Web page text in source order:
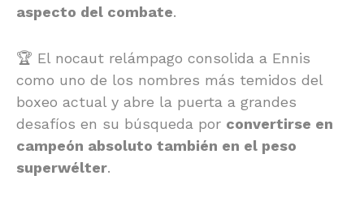
aspecto del combate.
🏆 El nocaut relámpago consolida a Ennis
como uno de los nombres más temidos del
boxeo actual y abre la puerta a grandes
desafíos en su búsqueda por convertirse en
campeón absoluto también en el peso
superwélter.